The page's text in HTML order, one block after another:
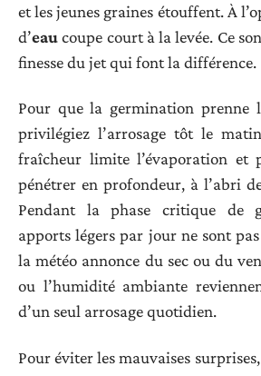
et les jeunes graines étouffent. À
d’eaucoupe court à la levée. Ce
finesse du jet qui font la différence.
Pour que la germination prenne
privilégiez l’arrosage tôt le
fraîcheur limite l’évaporation et
pénétrer en profondeur, à l’abri
Pendant la phase critique de
apports légers par jour ne sont
la météo annonce du sec ou du
ou l’humidité ambiante
d’un seul arrosage quotidien.
Pour éviter les mauvaises